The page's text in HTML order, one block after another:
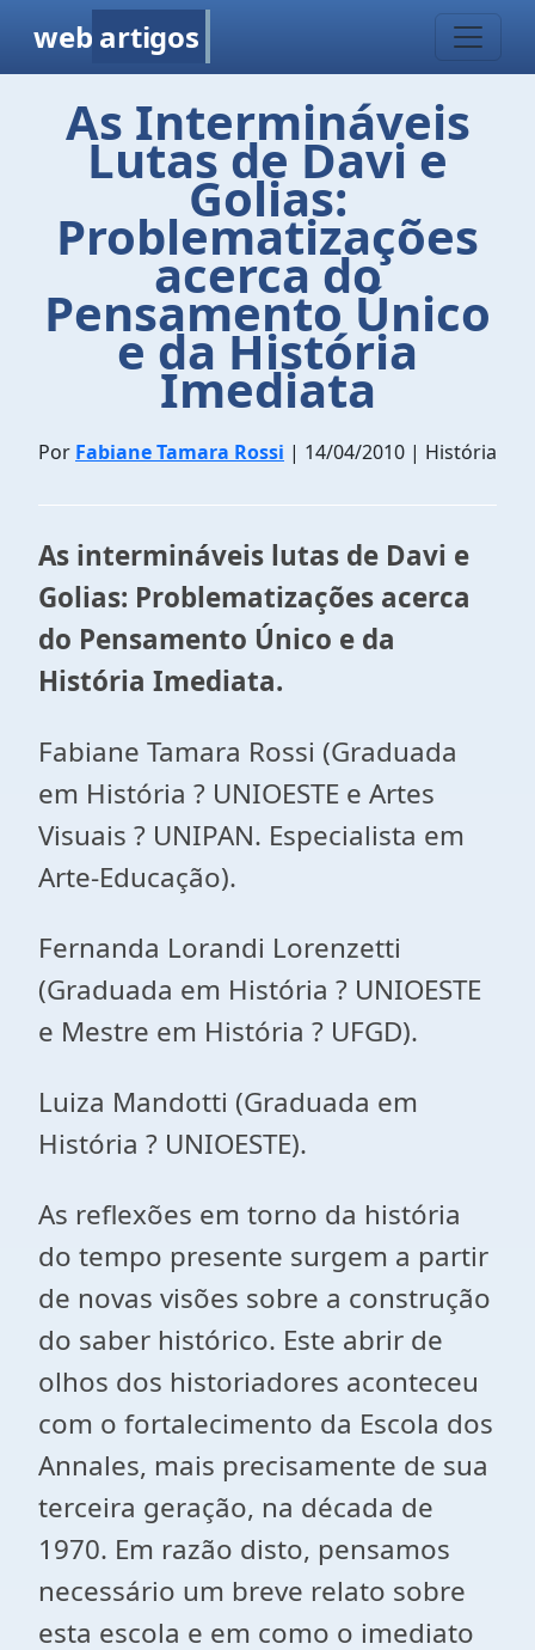
web artigos
As Intermináveis
Lutas de Davi e
Golias:
Problematizações
acerca do
Pensamento Único
e da História
Imediata
Por Fabiane Tamara Rossi | 14/04/2010 | História
As intermináveis lutas de Davi e
Golias: Problematizações acerca
do Pensamento Único e da
História Imediata.
Fabiane Tamara Rossi (Graduada
em História ? UNIOESTE e Artes
Visuais ? UNIPAN. Especialista em
Arte-Educação).
Fernanda Lorandi Lorenzetti
(Graduada em História ? UNIOESTE
e Mestre em História ? UFGD).
Luiza Mandotti (Graduada em
História ? UNIOESTE).
As reflexões em torno da história
do tempo presente surgem a partir
de novas visões sobre a construção
do saber histórico. Este abrir de
olhos dos historiadores aconteceu
com o fortalecimento da Escola dos
Annales, mais precisamente de sua
terceira geração, na década de
1970. Em razão disto, pensamos
necessário um breve relato sobre
esta escola e em como o imediato